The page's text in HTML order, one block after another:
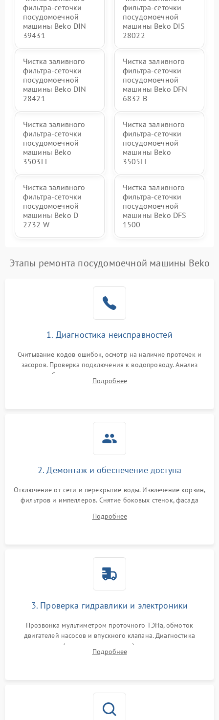
фильтра-сеточки
посудомоечной
машины Beko DIN
39431
фильтра-сеточки
посудомоечной
машины Beko DIS
28022
Чистка заливного
фильтра-сеточки
посудомоечной
машины Beko DIN
28421
Чистка заливного
фильтра-сеточки
посудомоечной
машины Beko DFN
6832 B
Чистка заливного
фильтра-сеточки
посудомоечной
машины Beko
3503LL
Чистка заливного
фильтра-сеточки
посудомоечной
машины Beko
3505LL
Чистка заливного
фильтра-сеточки
посудомоечной
машины Beko D
2732 W
Чистка заливного
фильтра-сеточки
посудомоечной
машины Beko DFS
1500
Этапы ремонта посудомоечной машины Beko
1. Диагностика неисправностей
Считывание кодов ошибок, осмотр на наличие протечек и
засоров. Проверка подключения к водопроводу. Анализ
жалоб на отсутствие слива, нагрева, вращения
разбрызгивателей или срабатывание системы защиты
Подробнее
2. Демонтаж и обеспечение доступа
Отключение от сети и перекрытие воды. Извлечение корзин,
фильтров и импеллеров. Снятие боковых стенок, фасада
циркуляционному насосу, ТЭНу и сливной помпе.
Подробнее
3. Проверка гидравлики и электроники
Прозвонка мультиметром проточного ТЭНа, обмоток
двигателей насосов и впускного клапана. Диагностика
прессостата (датчика уровня воды), датчика мутности,
концевика дверцы и электронного модуля управления.
Подробнее